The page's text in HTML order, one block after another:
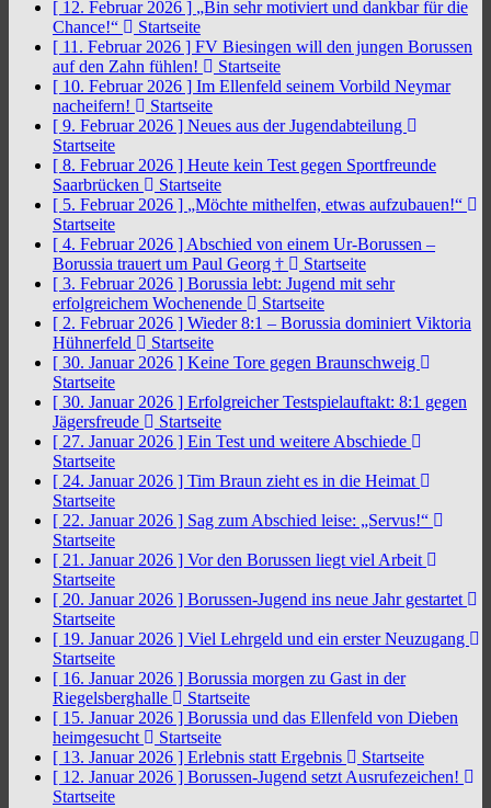
[ 12. Februar 2026 ] „Bin sehr motiviert und dankbar für die
Chance!“
Startseite
[ 11. Februar 2026 ] FV Biesingen will den jungen Borussen
auf den Zahn fühlen!
Startseite
[ 10. Februar 2026 ] Im Ellenfeld seinem Vorbild Neymar
nacheifern!
Startseite
[ 9. Februar 2026 ] Neues aus der Jugendabteilung
Startseite
[ 8. Februar 2026 ] Heute kein Test gegen Sportfreunde
Saarbrücken
Startseite
[ 5. Februar 2026 ] „Möchte mithelfen, etwas aufzubauen!“
Startseite
[ 4. Februar 2026 ] Abschied von einem Ur-Borussen –
Borussia trauert um Paul Georg †
Startseite
[ 3. Februar 2026 ] Borussia lebt: Jugend mit sehr
erfolgreichem Wochenende
Startseite
[ 2. Februar 2026 ] Wieder 8:1 – Borussia dominiert Viktoria
Hühnerfeld
Startseite
[ 30. Januar 2026 ] Keine Tore gegen Braunschweig
Startseite
[ 30. Januar 2026 ] Erfolgreicher Testspielauftakt: 8:1 gegen
Jägersfreude
Startseite
[ 27. Januar 2026 ] Ein Test und weitere Abschiede
Startseite
[ 24. Januar 2026 ] Tim Braun zieht es in die Heimat
Startseite
[ 22. Januar 2026 ] Sag zum Abschied leise: „Servus!“
Startseite
[ 21. Januar 2026 ] Vor den Borussen liegt viel Arbeit
Startseite
[ 20. Januar 2026 ] Borussen-Jugend ins neue Jahr gestartet
Startseite
[ 19. Januar 2026 ] Viel Lehrgeld und ein erster Neuzugang
Startseite
[ 16. Januar 2026 ] Borussia morgen zu Gast in der
Riegelsberghalle
Startseite
[ 15. Januar 2026 ] Borussia und das Ellenfeld von Dieben
heimgesucht
Startseite
[ 13. Januar 2026 ] Erlebnis statt Ergebnis
Startseite
[ 12. Januar 2026 ] Borussen-Jugend setzt Ausrufezeichen!
Startseite